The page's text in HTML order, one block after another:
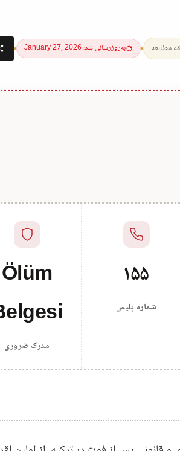
به‌روزرسانی شد: January 27, 2026
۱۵۵
شماره پلیس
Ölüm
مدرک ضروری